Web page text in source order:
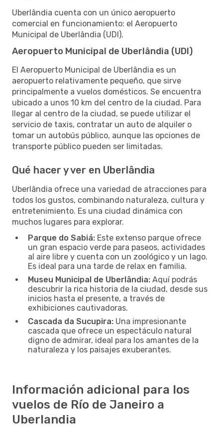
Uberlândia cuenta con un único aeropuerto
comercial en funcionamiento: el Aeropuerto
Municipal de Uberlândia (UDI).
Aeropuerto Municipal de Uberlândia (UDI)
El Aeropuerto Municipal de Uberlândia es un
aeropuerto relativamente pequeño, que sirve
principalmente a vuelos domésticos. Se encuentra
ubicado a unos 10 km del centro de la ciudad. Para
llegar al centro de la ciudad, se puede utilizar el
servicio de taxis, contratar un auto de alquiler o
tomar un autobús público, aunque las opciones de
transporte público pueden ser limitadas.
Qué hacer y ver en Uberlândia
Uberlândia ofrece una variedad de atracciones para
todos los gustos, combinando naturaleza, cultura y
entretenimiento. Es una ciudad dinámica con
muchos lugares para explorar.
Parque do Sabiá: Este extenso parque ofrece
un gran espacio verde para paseos, actividades
al aire libre y cuenta con un zoológico y un lago.
Es ideal para una tarde de relax en familia.
Museu Municipal de Uberlândia: Aquí podrás
descubrir la rica historia de la ciudad, desde sus
inicios hasta el presente, a través de
exhibiciones cautivadoras.
Cascada da Sucupira: Una impresionante
cascada que ofrece un espectáculo natural
digno de admirar, ideal para los amantes de la
naturaleza y los paisajes exuberantes.
Información adicional para los
vuelos de Río de Janeiro a
Uberlandia